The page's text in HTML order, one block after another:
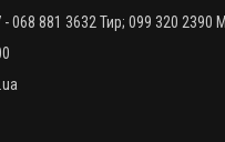
068 881 3632 Тир; 099 320 2390